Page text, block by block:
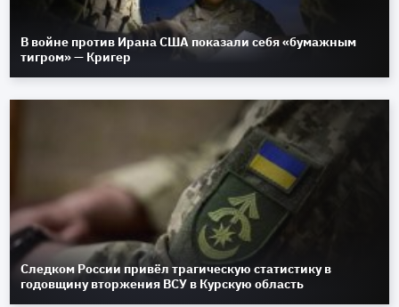
В войне против Ирана США показали себя «бумажным
тигром» — Кригер
Следком России привёл трагическую статистику в
годовщину вторжения ВСУ в Курскую область